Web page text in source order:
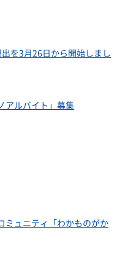
を3月26日から開始しまし
アルバイト」募集
ミュニティ「わかものがか